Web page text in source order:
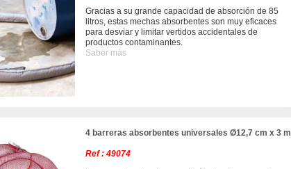
Gracias a su grande capacidad de absorción de 85
litros, estas mechas absorbentes son muy eficaces
para desviar y limitar vertidos accidentales de
productos contaminantes.
Saber más
4 barreras absorbentes universales Ø12,7 cm x 3 m
Ref : 49074